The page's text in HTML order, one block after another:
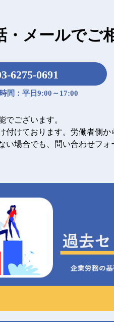
・メールでご
6275-0691
間：平日9:00～17:00
ございます。
けております。労働者側か
場合でも、問い合わせフ